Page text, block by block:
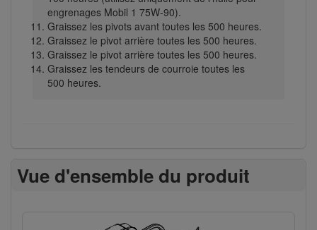
engrenages Mobil 1 75W-90).
Graissez les pivots avant toutes les 500 heures.
Graissez le pivot arrière toutes les 500 heures.
Graissez le pivot arrière toutes les 500 heures.
Graissez les tendeurs de courroie toutes les
500 heures.
Vue d'ensemble du produit